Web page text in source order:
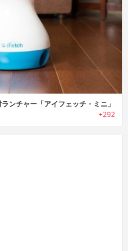
ンチャー「アイフェッチ・ミニ」
+292